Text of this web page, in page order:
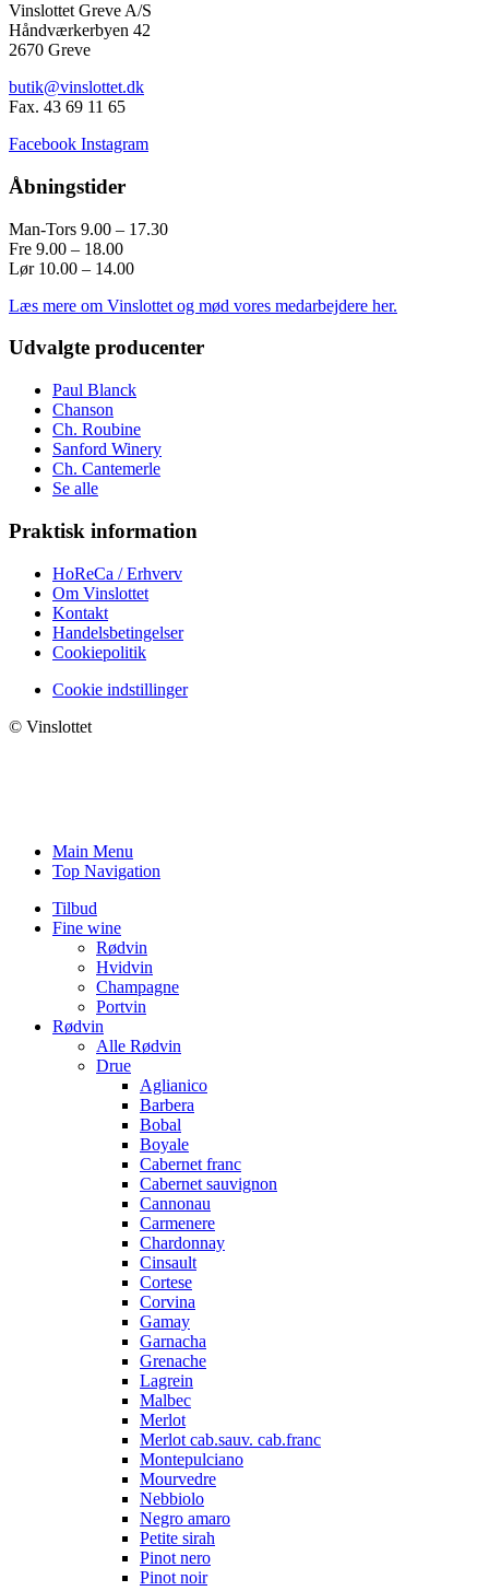
Vinslottet Greve A/S
Håndværkerbyen 42
2670 Greve
butik@vinslottet.dk
Fax. 43 69 11 65
Facebook Instagram
Åbningstider
Man-Tors 9.00 – 17.30
Fre 9.00 – 18.00
Lør 10.00 – 14.00
Læs mere om Vinslottet og mød vores medarbejdere her.
Udvalgte producenter
Paul Blanck
Chanson
Ch. Roubine
Sanford Winery
Ch. Cantemerle
Se alle
Praktisk information
HoReCa / Erhverv
Om Vinslottet
Kontakt
Handelsbetingelser
Cookiepolitik
Cookie indstillinger
© Vinslottet
Main Menu
Top Navigation
Tilbud
Fine wine
Rødvin
Hvidvin
Champagne
Portvin
Rødvin
Alle Rødvin
Drue
Aglianico
Barbera
Bobal
Boyale
Cabernet franc
Cabernet sauvignon
Cannonau
Carmenere
Chardonnay
Cinsault
Cortese
Corvina
Gamay
Garnacha
Grenache
Lagrein
Malbec
Merlot
Merlot cab.sauv. cab.franc
Montepulciano
Mourvedre
Nebbiolo
Negro amaro
Petite sirah
Pinot nero
Pinot noir